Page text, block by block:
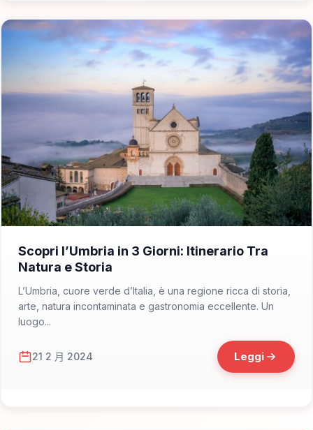
Scopri l’Umbria in 3 Giorni: Itinerario Tra
Natura e Storia
L’Umbria, cuore verde d’Italia, è una regione ricca di storia,
arte, natura incontaminata e gastronomia eccellente. Un
luogo...
21 2 月 2024 Leggi